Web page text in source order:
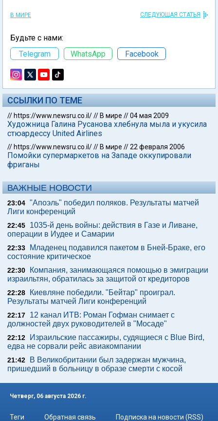
В МИРЕ СЛЕДУЮЩАЯ СТАТЬЯ
Будьте с нами:
Telegram
WhatsApp Facebook
ССЫЛКИ ПО ТЕМЕ
// https://www.newsru.co.il/// В мире //04 мая 2009
Художница Галина Русанова хлебнула мыла и укусила
стюардессу United Airlines
// https://www.newsru.co.il/// В мире //22 февраля 2006
Помойки супермаркетов на Западе оккупировали
фриганы
ВАЖНЫЕ НОВОСТИ
23:04 "Апоэль" победил поляков. Результаты матчей
Лиги конференций
22:45
1035-й день войны: действия в Газе и Ливане,
операции в Иудее и Самарии
22:33
Младенец подавился пакетом в Бней-Браке, его
состояние критическое
22:30
Компания, занимающаяся помощью в эмиграции
израильтян, обратилась за защитой от кредиторов
22:28
Киевляне победили. "Бейтар" проиграл.
Результаты матчей Лиги конференций
22:17
12 канал ИТВ: Роман Гофман снимает с
должностей двух руководителей в "Мосаде"
22:12
Израильские пассажиры, судящиеся с Blue Bird,
едва не сорвали рейс авиакомпании
21:42
В Великобритании был задержан мужчина,
пришедший в больницу в образе смерти с косой
Четверг, 06 августа 2026 г.
Теги Обратная связь Подписка на новости (RSS)